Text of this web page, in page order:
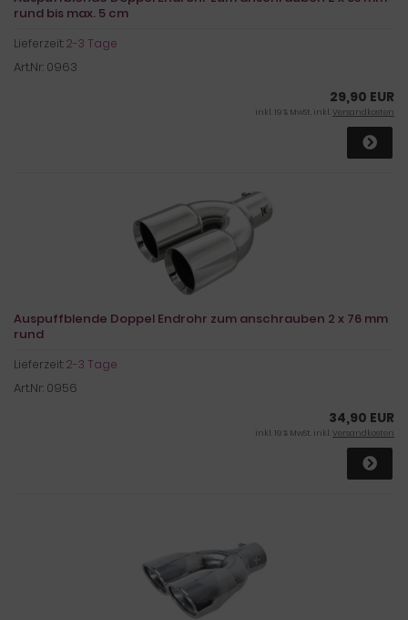
rund bis max. 5 cm
Lieferzeit:2-3 Tage
Art.Nr: 0963
29,90 EUR
inkl. 19 % MwSt. inkl.Versandkosten
Auspuffblende Doppel Endrohr zum anschrauben 2 x 76 mm
rund
Lieferzeit:2-3 Tage
Art.Nr: 0956
34,90 EUR
inkl. 19 % MwSt. inkl.Versandkosten